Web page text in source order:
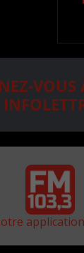
VOUS